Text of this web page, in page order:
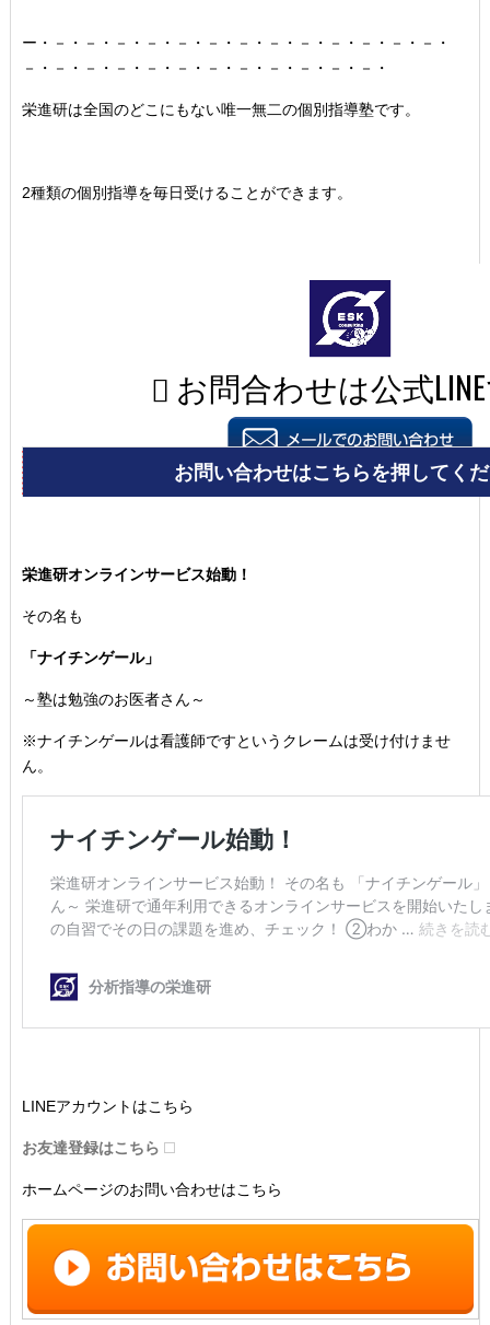
ー・－・－・－・－・－・－・－・－・－・－・－・－・－・
－・－・－・－・－・－・－・－・－・－・－・－・
栄進研は全国のどこにもない唯一無二の個別指導塾です。
2種類の個別指導を毎日受けることができます。
栄進研オンラインサービス始動！
その名も
「ナイチンゲール」
～塾は勉強のお医者さん～
※ナイチンゲールは看護師ですというクレームは受け付けませ
ん。
LINEアカウントはこちら
お友達登録はこちら
ホームページのお問い合わせはこちら